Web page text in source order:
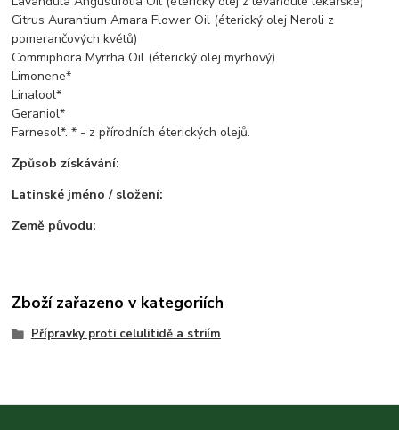
Citrus Aurantium Amara Flower Oil (éterický olej Neroli z
pomerančových květů)
Commiphora Myrrha Oil (éterický olej myrhový)
Limonene*
Linalool*
Geraniol*
Farnesol*. * - z přírodních éterických olejů.
Způsob získávání:
Latinské jméno / složení:
Země původu:
Zboží zařazeno v kategoriích
Přípravky proti celulitidě a striím